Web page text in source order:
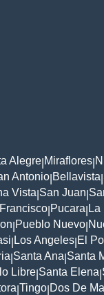
Alegre Miraflores
Antonio Bellavista
Vista San Juan
Pucara La
Pueblo Nuevo
Los Angeles El
Santa Ana Santa
Libre Santa Elena
Tingo Dos De